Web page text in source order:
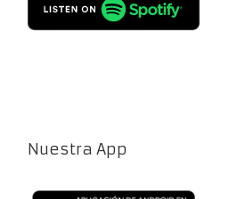
Nuestra App